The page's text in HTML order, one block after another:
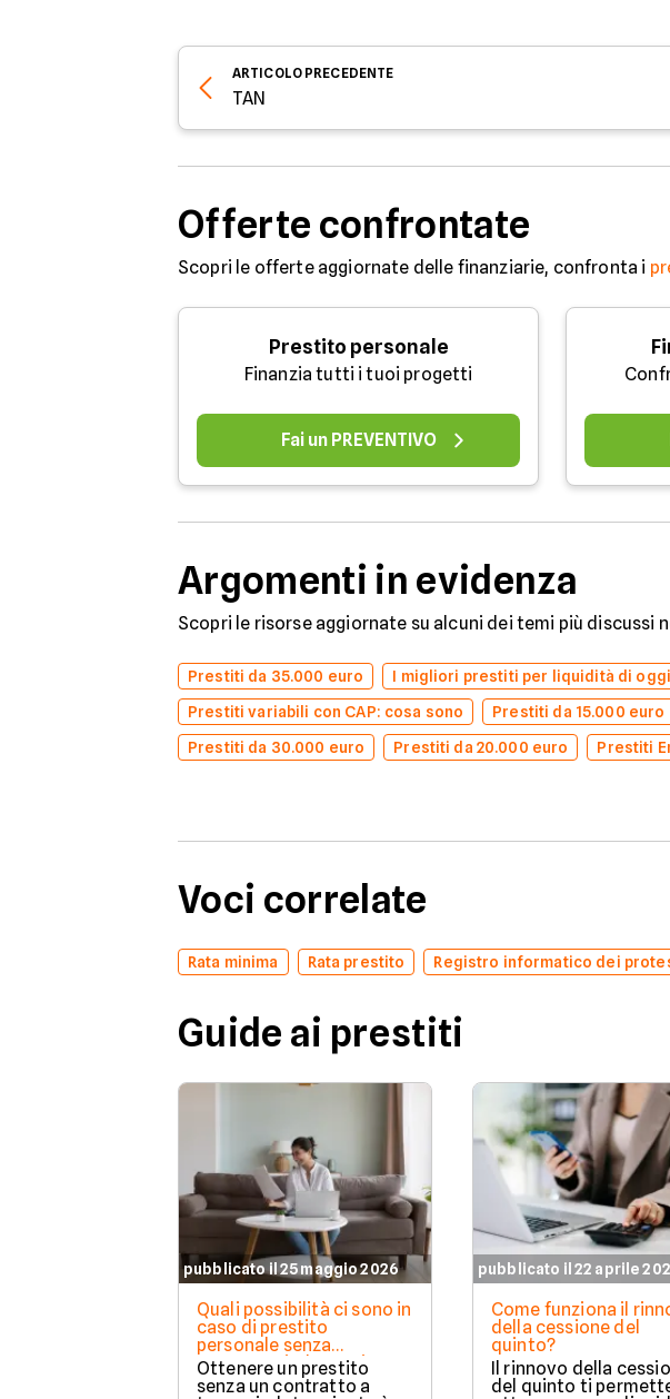
ARTICOLO PRECEDENTE
TAN
Offerte confrontate
Scopri le offerte aggiornate delle finanziarie, confronta i
Prestito personale
Finanzia tutti i tuoi progetti
Fai un PREVENTIVO
Argomenti in evidenza
Scopri le risorse aggiornate su alcuni dei temi più discussi
Prestiti da 35.000 euro I migliori prestiti per liquidità di
Prestiti variabili con CAP: cosa sono
Prestiti da 15.000 euro
Prestiti da 30.000 euro
Prestiti da 20.000 euro Prestiti
Voci correlate
Rata minima Rata prestito Registro informatico dei
Guide ai prestiti
pubblicato il 25 maggio 2026
Quali possibilità ci sono in
caso di prestito
personale senza
contratto indeterminato
Ottenere un prestito
senza un contratto a
pubblicato il 22 aprile
Come funziona il
della cessione del
quinto?
Il rinnovo della
del quinto ti